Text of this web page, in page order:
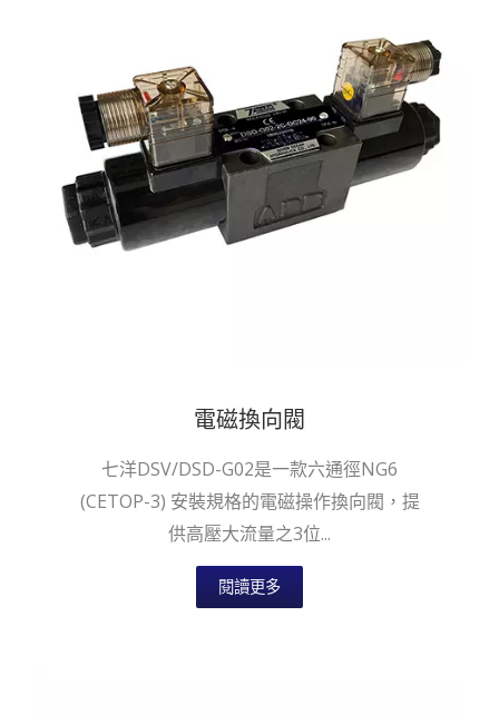
電磁換向閥
七洋DSV/DSD-G02是一款六通徑NG6
(CETOP-3) 安裝規格的電磁操作換向閥，提
供高壓大流量之3位...
閱讀更多